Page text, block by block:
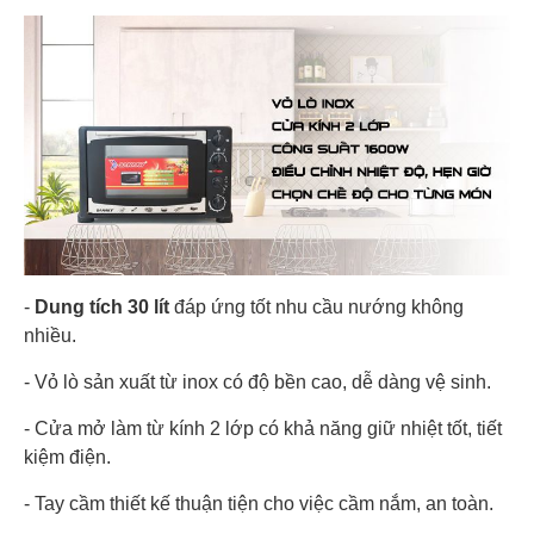
- Dung tích 30 lít đáp ứng tốt nhu cầu nướng không
nhiều.
- Vỏ lò sản xuất từ inox có độ bền cao, dễ dàng vệ sinh.
- Cửa mở làm từ kính 2 lớp có khả năng giữ nhiệt tốt, tiết
kiệm điện.
- Tay cầm thiết kế thuận tiện cho việc cầm nắm, an toàn.